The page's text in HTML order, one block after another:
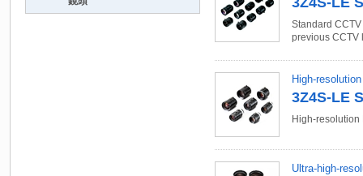
Standard
previous CCTV
High-
3Z4S-LE
High-resolution
Ultra-high-